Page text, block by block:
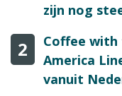
zijn nog
2
Coffee with
America
vanuit